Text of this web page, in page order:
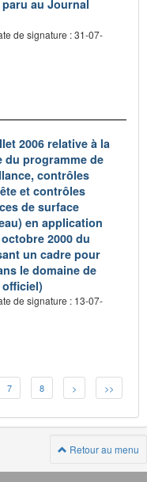
au Journal
de signature : 31-07-
2006 relative à la
programme de
contrôles
et contrôles
de surface
en application
2000 du
un cadre pour
le domaine de
de signature : 13-07-
7 8 > >>
Retour au menu